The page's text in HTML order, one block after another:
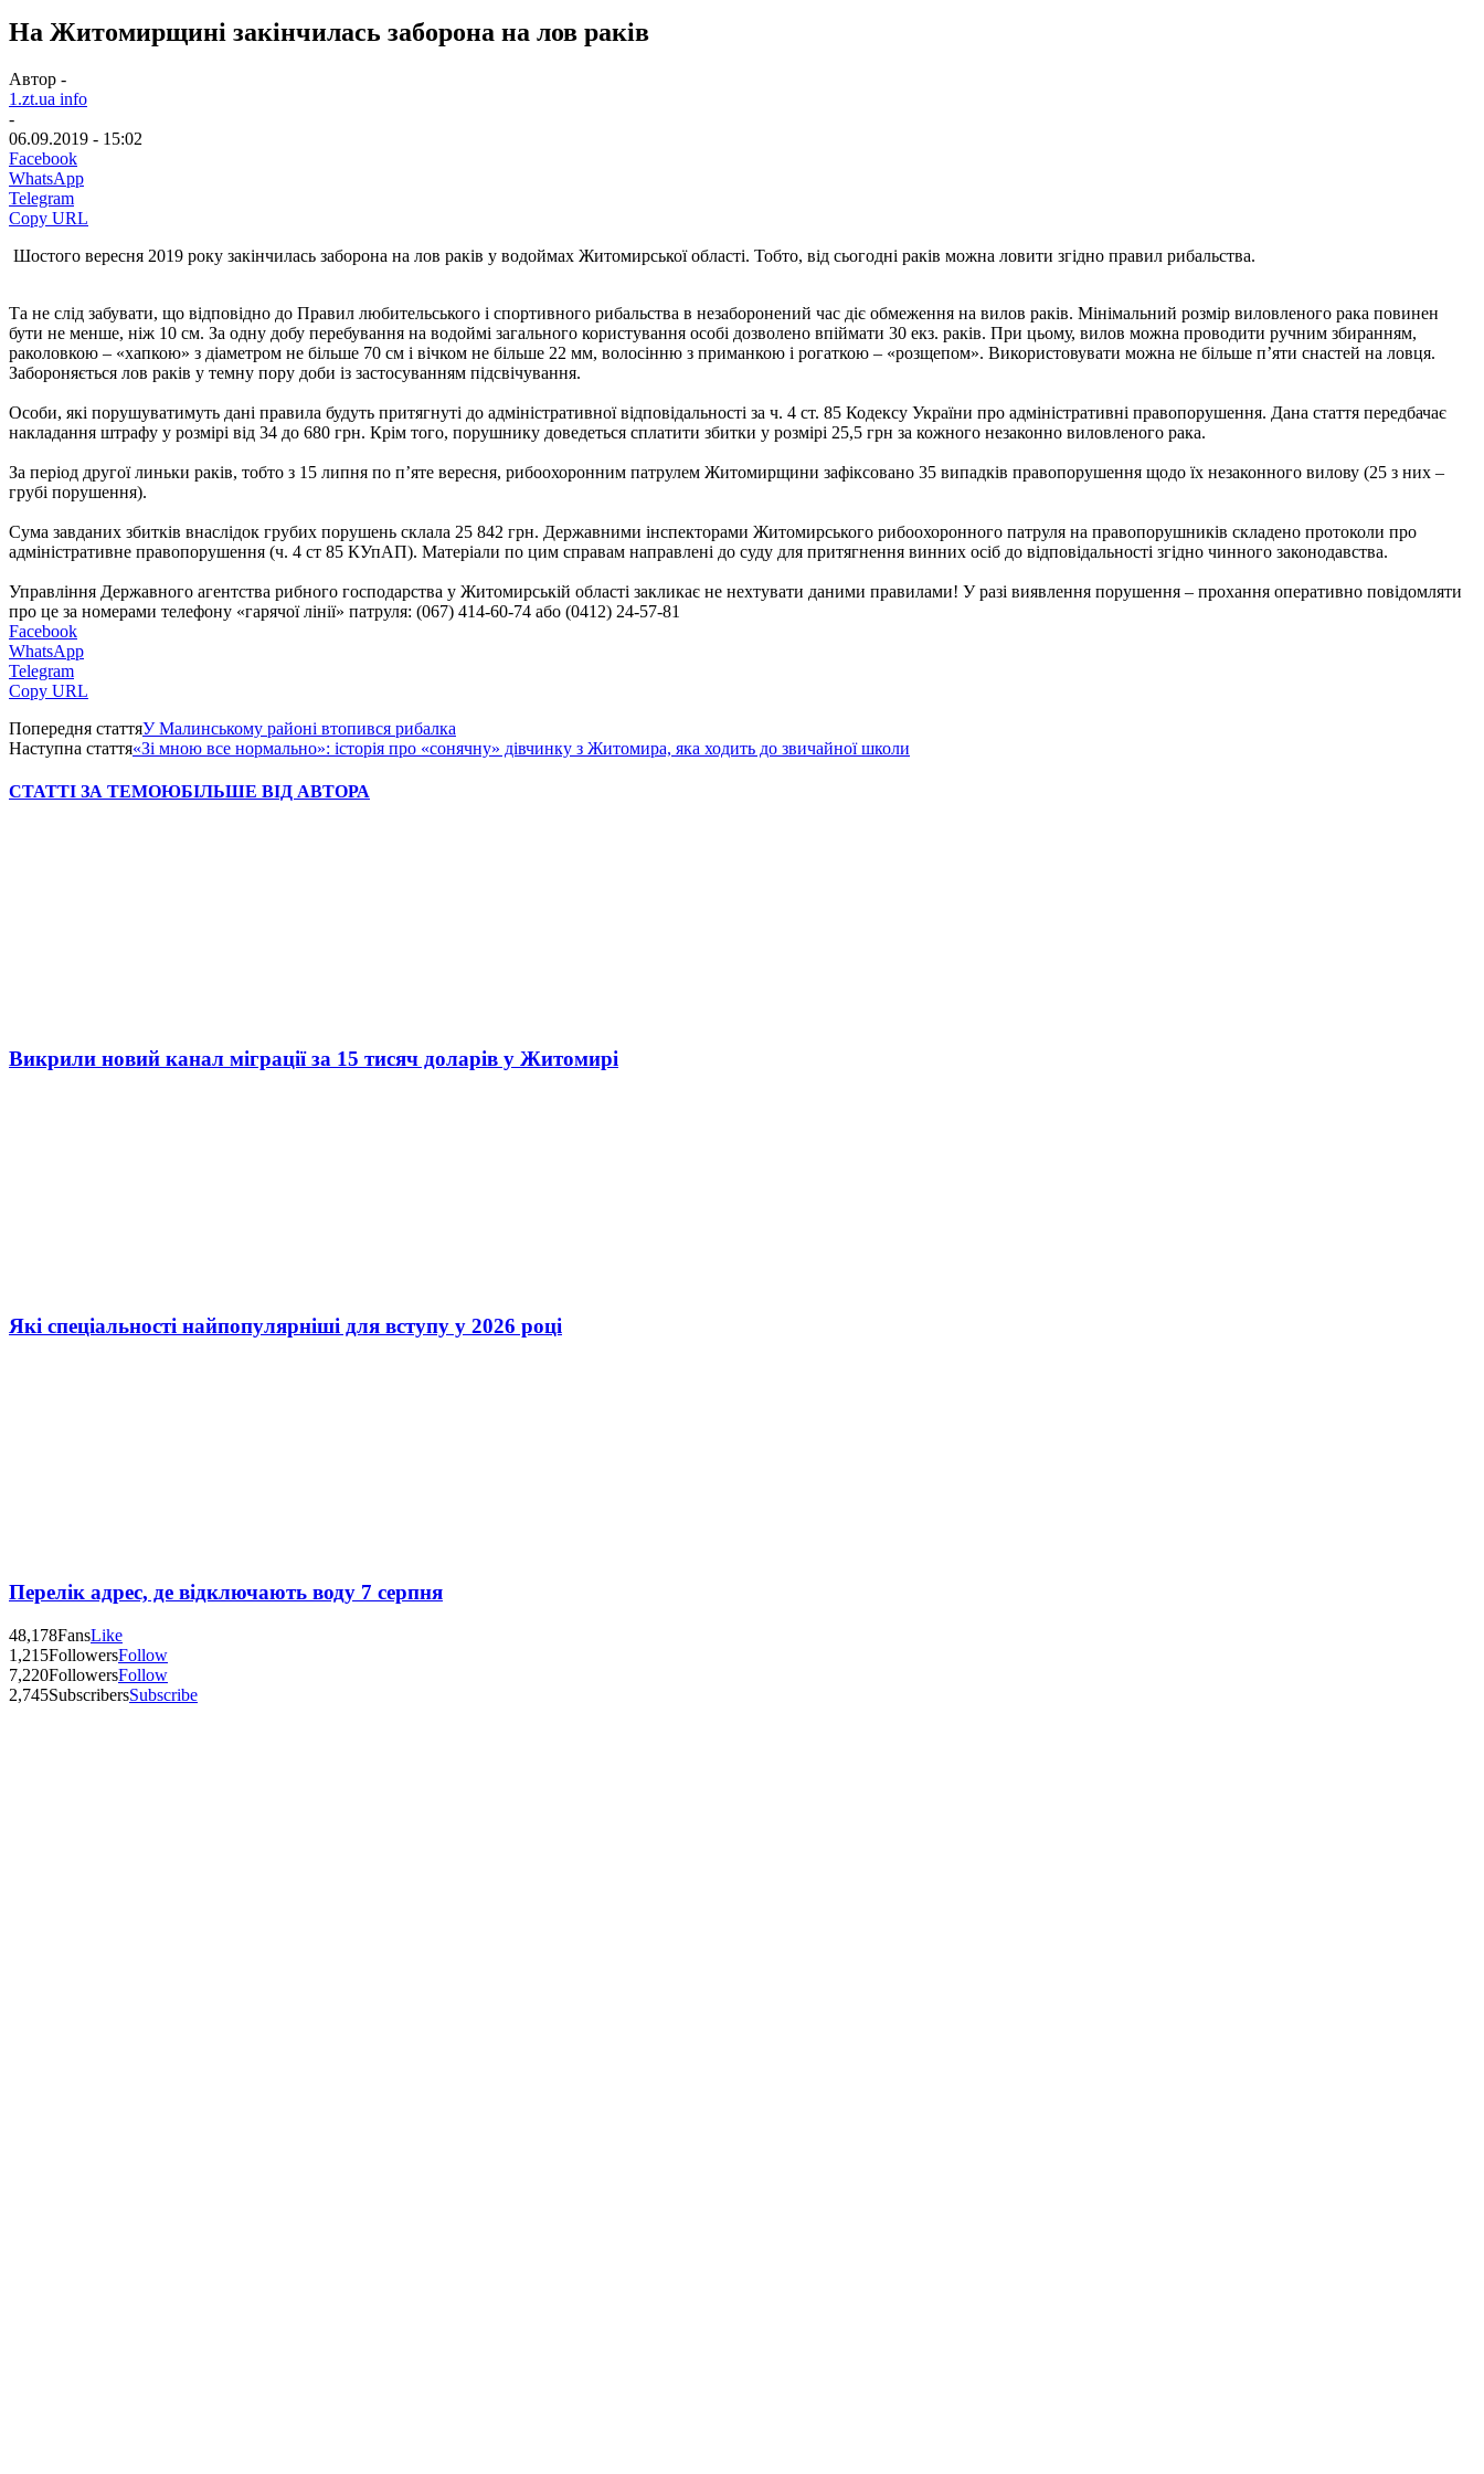
На Житомирщині закінчилась заборона на лов раків
Автор -
1.zt.ua info
-
06.09.2019 - 15:02
Facebook
WhatsApp
Telegram
Copy URL
Шостого вересня 2019 року закінчилась заборона на лов раків у водоймах Житомирської області. Тобто, від сьогодні раків можна ловити згідно правил рибальства.
Та не слід забувати, що відповідно до Правил любительського і спортивного рибальства в незаборонений час діє обмеження на вилов раків. Мінімальний розмір виловленого рака повинен
бути не менше, ніж 10 см. За одну добу перебування на водоймі загального користування особі дозволено впіймати 30 екз. раків. При цьому, вилов можна проводити ручним збиранням,
раколовкою – «хапкою» з діаметром не більше 70 см і вічком не більше 22 мм, волосінню з приманкою і рогаткою – «розщепом». Використовувати можна не більше п’яти снастей на ловця.
Забороняється лов раків у темну пору доби із застосуванням підсвічування.
Особи, які порушуватимуть дані правила будуть притягнуті до адміністративної відповідальності за ч. 4 ст. 85 Кодексу України про адміністративні правопорушення. Дана стаття передбачає
накладання штрафу у розмірі від 34 до 680 грн. Крім того, порушнику доведеться сплатити збитки у розмірі 25,5 грн за кожного незаконно виловленого рака.
За період другої линьки раків, тобто з 15 липня по п’яте вересня, рибоохоронним патрулем Житомирщини зафіксовано 35 випадків правопорушення щодо їх незаконного вилову (25 з них –
грубі порушення).
Сума завданих збитків внаслідок грубих порушень склала 25 842 грн. Державними інспекторами Житомирського рибоохоронного патруля на правопорушників складено протоколи про
адміністративне правопорушення (ч. 4 ст 85 КУпАП). Матеріали по цим справам направлені до суду для притягнення винних осіб до відповідальності згідно чинного законодавства.
Управління Державного агентства рибного господарства у Житомирській області закликає не нехтувати даними правилами! У разі виявлення порушення – прохання оперативно повідомляти
про це за номерами телефону «гарячої лінії» патруля: (067) 414-60-74 або (0412) 24-57-81
Facebook
WhatsApp
Telegram
Copy URL
Попередня статтяУ Малинському районі втопився рибалка
Наступна стаття«Зі мною все нормально»: історія про «сонячну» дівчинку з Житомира, яка ходить до звичайної школи
СТАТТІ ЗА ТЕМОЮБІЛЬШЕ ВІД АВТОРА
Викрили новий канал міграції за 15 тисяч доларів у Житомирі
Які спеціальності найпопулярніші для вступу у 2026 році
Перелік адрес, де відключають воду 7 серпня
48,178FansLike
1,215FollowersFollow
7,220FollowersFollow
2,745SubscribersSubscribe